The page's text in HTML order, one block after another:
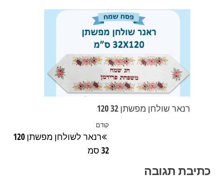
רנאר שולחן מפשתן 32 120
הפוסט
הקודם
קודם
רנאר לשולחן מפשתן 120
32 סמ
כתיבת תגובה